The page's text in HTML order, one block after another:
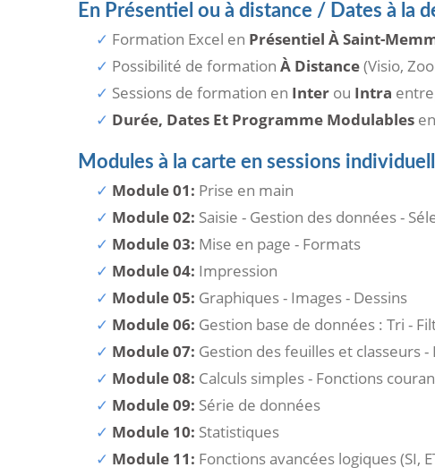
En Présentiel ou à distance / Dates à la
Formation Excel en Présentiel À Saint-
Possibilité de formation À Distance(Visio,
Sessions de formation en Inter ou Intra
Durée, Dates Et Programme Modulables
Modules à la carte en sessions
Module 01: Prise en main
Module 02: Saisie - Gestion des données -
Module 03: Mise en page - Formats
Module 04: Impression
Module 05: Graphiques - Images - Dessins
Module 06: Gestion base de données : Tri -
Module 07: Gestion des feuilles et classeurs -
Module 08: Calculs simples - Fonctions
Module 09: Série de données
Module 10: Statistiques
Module 11: Fonctions avancées logiques (SI,